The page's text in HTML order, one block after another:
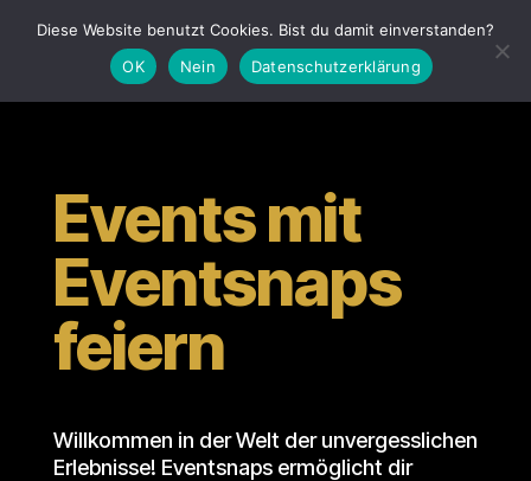
Events mit
Eventsnaps
feiern
Willkommen in der Welt der unvergesslichen
Erlebnisse! Eventsnaps ermöglicht dir
Diese Website benutzt Cookies. Bist du damit einverstanden?
OK
Nein Datenschutzerklärung